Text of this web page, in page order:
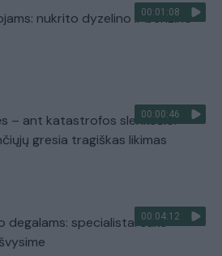
00:01:08
nukrito dyzelino ir benzino
00:00:46
– ant katastrofos slenksčio:
gresia tragiškas likimas
00:04:12
degalams: specialistai sako –